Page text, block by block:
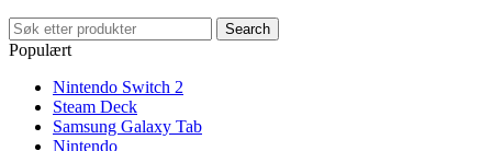
Search
Populært
Nintendo Switch 2
Steam Deck
Samsung Galaxy Tab
Nintendo